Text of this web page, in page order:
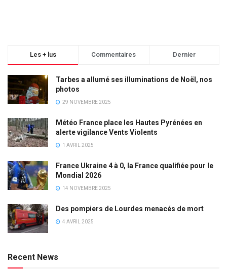
Les + lus Commentaires Dernier
Tarbes a allumé ses illuminations de Noël, nos
photos
29 NOVEMBRE 2025
Météo France place les Hautes Pyrénées en
alerte vigilance Vents Violents
1 AVRIL 2025
France Ukraine 4 à 0, la France qualifiée pour le
Mondial 2026
14 NOVEMBRE 2025
Des pompiers de Lourdes menacés de mort
4 AVRIL 2025
Recent News